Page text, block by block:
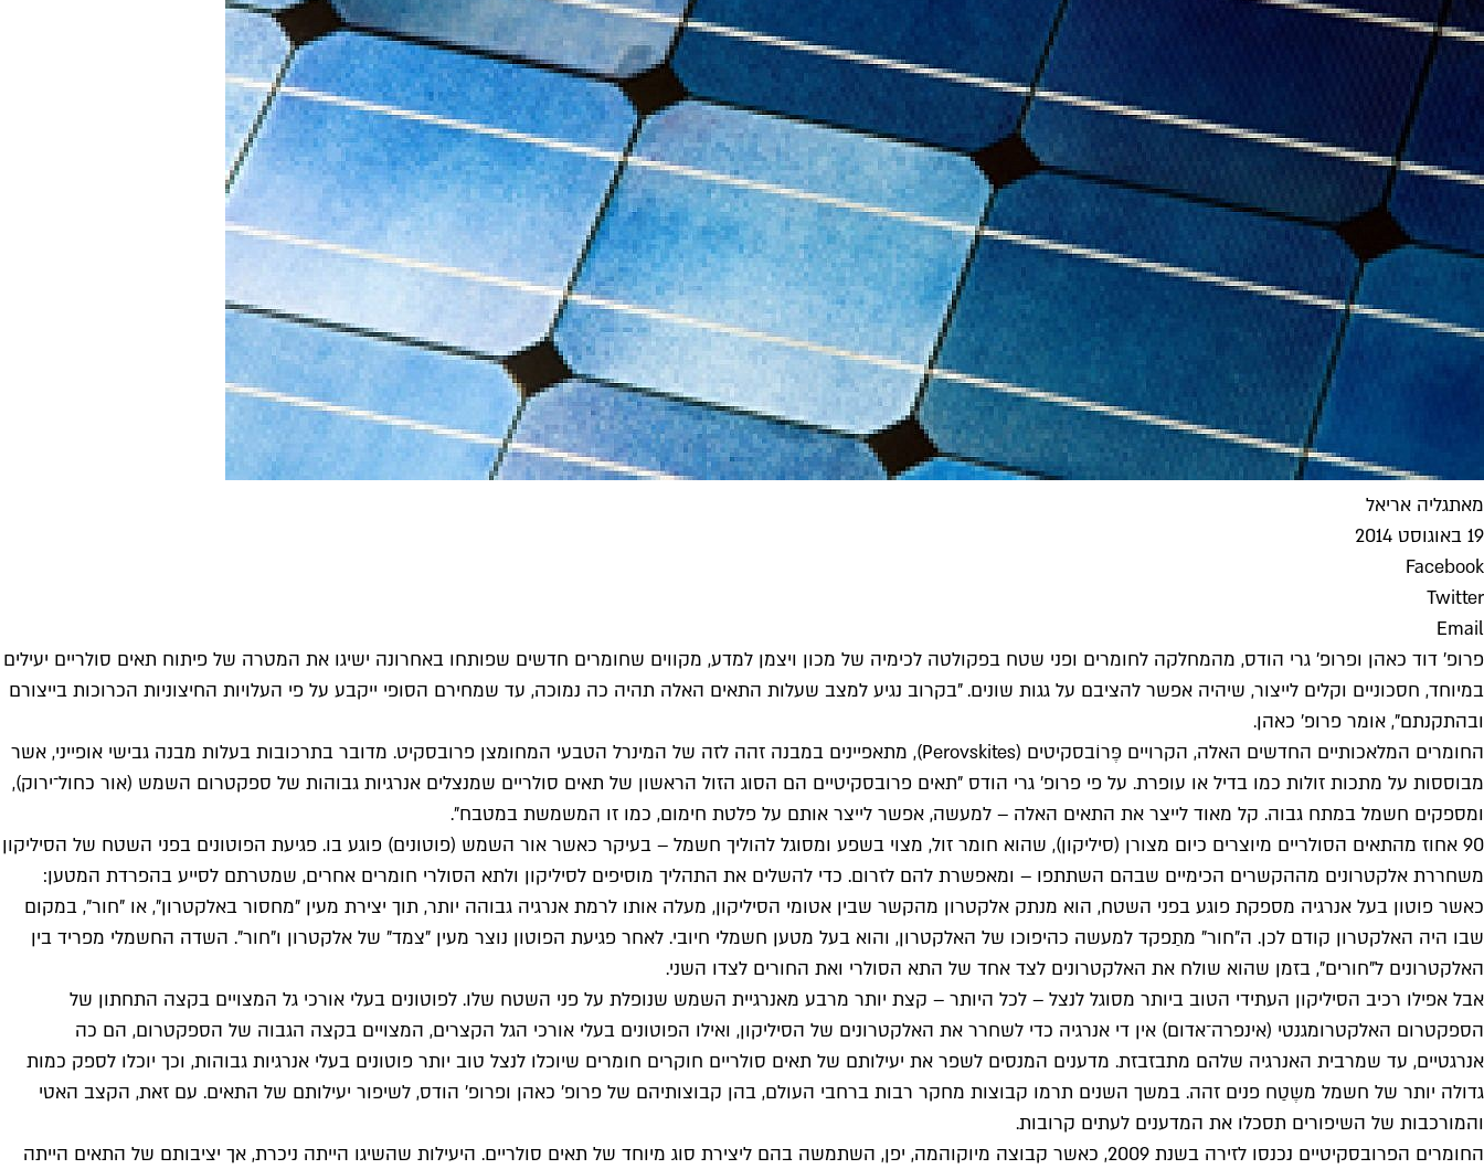
מאתגליה אריאל
19 באוגוסט 2014
Facebook
Twitter
Email
פרופ' דוד כאהן ופרופ' גרי הודס, מהמחלקה לחומרים ופני שטח בפקולטה לכימיה של מכון ויצמן למדע, מקווים שחומרים חדשים שפותחו באחרונה ישיגו את המטרה של פיתוח תאים סולריים יעילים
במיוחד, חסכוניים וקלים לייצור, שיהיה אפשר להציבם על גגות שונים. "בקרוב נגיע למצב שעלות התאים האלה תהיה כה נמוכה, עד שמחירם הסופי ייקבע על פי העלויות החיצוניות הכרוכות בייצורם
ובהתקנתם", אומר פרופ' כאהן.
החומרים המלאכותיים החדשים האלה, הקרויים פֶּרוֹבסקיטים (Perovskites), מתאפיינים במבנה זהה לזה של המינרל הטבעי המחומצן פרובסקיט. מדובר בתרכובות בעלות מבנה גבישי אופייני, אשר
מבוססות על מתכות זולות כמו בדיל או עופרת. על פי פרופ' גרי הודס "תאים פרובסקיטיים הם הסוג הזול הראשון של תאים סולריים שמנצלים אנרגיות גבוהות של ספקטרום השמש (אור כחול־ירוק),
ומספקים חשמל במתח גבוה. קל מאוד לייצר את התאים האלה – למעשה, אפשר לייצר אותם על פלטת חימום, כמו זו המשמשת במטבח".
90 אחוז מהתאים הסולריים מיוצרים כיום מצורן (סיליקון), שהוא חומר זול, מצוי בשפע ומסוגל להוליך חשמל – בעיקר כאשר אור השמש (פוטונים) פוגע בו. פגיעת הפוטונים בפני השטח של הסיליקון
משחררת אלקטרונים מההקשרים הכימיים שבהם השתתפו – ומאפשרת להם לזרום. כדי להשלים את התהליך מוסיפים לסיליקון ולתא הסולרי חומרים אחרים, שמטרתם לסייע בהפרדת המטען:
כאשר פוטון בעל אנרגיה מספקת פוגע בפני השטח, הוא מנתק אלקטרון מהקשר שבין אטומי הסיליקון, מעלה אותו לרמת אנרגיה גבוהה יותר, תוך יצירת מעין "מחסור באלקטרון", או "חור", במקום
שבו היה האלקטרון קודם לכן. ה"חור" מתַפקד למעשה כהיפוכו של האלקטרון, והוא בעל מטען חשמלי חיובי. לאחר פגיעת הפוטון נוצר מעין "צמד" של אלקטרון ו"חור". השדה החשמלי מפריד בין
האלקטרונים ל"חורים", בזמן שהוא שולח את האלקטרונים לצד אחד של התא הסולרי ואת החורים לצדו השני.
אבל אפילו רכיב הסיליקון העתידי הטוב ביותר מסוגל לנצל – לכל היותר – קצת יותר מרבע מאנרגיית השמש שנופלת על פני השטח שלו. לפוטונים בעלי אורכי גל המצויים בקצה התחתון של
הספקטרום האלקטרומגנטי (אינפרה־אדום) אין די אנרגיה כדי לשחרר את האלקטרונים של הסיליקון, ואילו הפוטונים בעלי אורכי הגל הקצרים, המצויים בקצה הגבוה של הספקטרום, הם כה
אנרגטיים, עד שמרבית האנרגיה שלהם מתבזבזת. מדענים המנסים לשפר את יעילותם של תאים סולריים חוקרים חומרים שיוכלו לנצל טוב יותר פוטונים בעלי אנרגיות גבוהות, וכך יוכלו לספק כמות
גדולה יותר של חשמל משֶטַח פנים זהה. במשך השנים תרמו קבוצות מחקר רבות ברחבי העולם, בהן קבוצותיהם של פרופ' כאהן ופרופ' הודס, לשיפור יעילותם של התאים. עם זאת, הקצב האטי
והמורכבות של השיפורים תסכלו את המדענים לעתים קרובות.
החומרים הפרובסקיטיים נכנסו לזירה בשנת 2009, כאשר קבוצה מיוקוהמה, יפן, השתמשה בהם ליצירת סוג מיוחד של תאים סולריים. היעילות שהשיגו הייתה ניכרת, אך יציבותם של התאים הייתה